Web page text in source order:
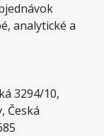
analytické a
3294/10,
Česká